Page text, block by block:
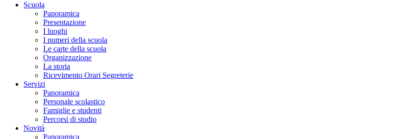
Scuola
Panoramica
Presentazione
I luoghi
I numeri della scuola
Le carte della scuola
Organizzazione
La storia
Ricevimento Orari Segreterie
Servizi
Panoramica
Personale scolastico
Famiglie e studenti
Percorsi di studio
Novità
Panoramica